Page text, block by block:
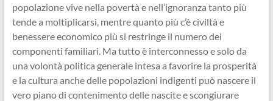
popolazione vive nella povertà e nell’ignoranza tanto più
tende a moltiplicarsi, mentre quanto più c’è civiltà e
benessere economico più si restringe il numero dei
componenti familiari. Ma tutto è interconnesso e solo da
una volontà politica generale intesa a favorire la prosperità
e la cultura anche delle popolazioni indigenti può nascere il
vero piano di contenimento delle nascite e scongiurare